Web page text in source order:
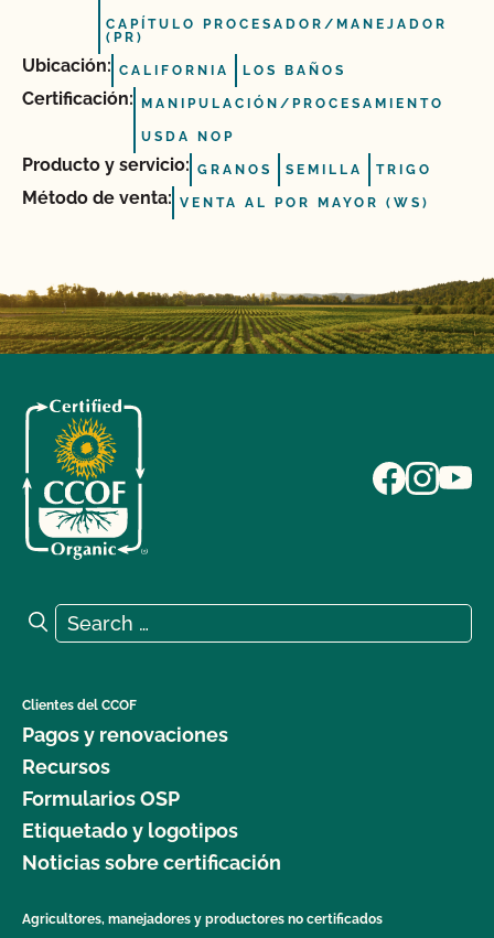
CAPÍTULO PROCESADOR/MANEJADOR
(PR)
Ubicación: CALIFORNIA LOS BAÑOS
Certificación: MANIPULACIÓN/PROCESAMIENTO
USDA NOP
Producto y servicio: GRANOS SEMILLA TRIGO
Método de venta: VENTA AL POR MAYOR (WS)
Search for:
Search
Clientes del CCOF
Pagos y renovaciones
Recursos
Formularios OSP
Etiquetado y logotipos
Noticias sobre certificación
Agricultores, manejadores y productores no certificados